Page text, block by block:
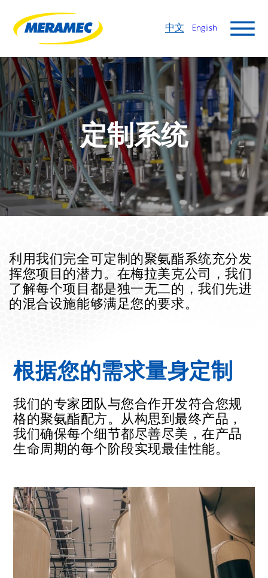
中文 English
定制系统
利用我们完全可定制的聚氨酯系统充分发
挥您项目的潜力。在梅拉美克公司，我们
了解每个项目都是独一无二的，我们先进
的混合设施能够满足您的要求。
根据您的需求量身定制
我们的专家团队与您合作开发符合您规
格的聚氨酯配方。从构思到最终产品，
我们确保每个细节都尽善尽美，在产品
生命周期的每个阶段实现最佳性能。